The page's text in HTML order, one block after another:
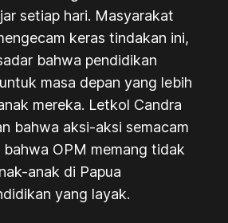
setiap hari. Masyarakat
keras tindakan ini,
bahwa pendidikan
masa depan yang lebih
mereka. Letkol Candra
bahwa aksi-aksi semacam
bahwa OPM memang tidak
anak di Papua
yang layak.